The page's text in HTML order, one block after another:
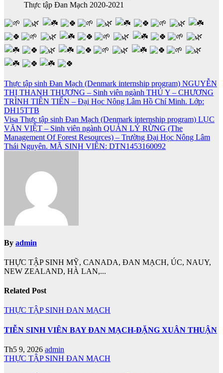
Thực tập Đan Mạch 2020-2021
Điều
hướng
bài
viết
Thực tập sinh Đan Mạch (Denmark internship program) NGUYỄN
THỊ THANH THƯƠNG – Sinh viên ngành THÚ Y – CHƯƠNG
TRÌNH TIÊN TIẾN – Đại Học Nông Lâm Hồ Chí Minh. Lớp:
DH15TTB
Visa Thực tập sinh Đan Mạch (Denmark internship program) LỤC
VĂN VIỆT – Sinh viên ngành QUẢN LÝ RỪNG (The
Management Of Forest Resources) – Trường Đại Học Nông Lâm
Thái Nguyên. MÃ SINH VIÊN: DTN1453160092
By admin
THỰC TẬP SINH MỸ, CANADA, ĐAN MẠCH, ÚC, NAUY,
NEW ZEALAND, HÀ LAN,...
Related Post
THỰC TẬP SINH ĐAN MẠCH
TIỄN SINH VIÊN BAY ĐAN MẠCH-ĐẶNG XUÂN THUẬN
Th5 9, 2026 admin
THỰC TẬP SINH ĐAN MẠCH